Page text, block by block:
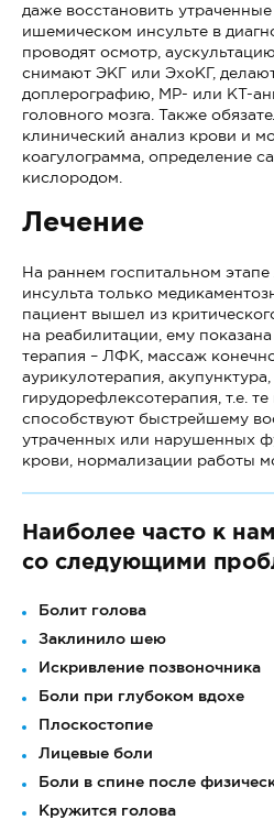
даже восстановить
ишемическом инсульте в
проводят осмотр,
снимают ЭКГ или ЭхоКГ,
доплерографию, МР- или КТ-
головного мозга. Также
клинический анализ крови и
коагулограмма, определение
кислородом.
Лечение
На раннем госпитальном
инсульта только
пациент вышел из
на реабилитации, ему
терапия – ЛФК, массаж
аурикулотерапия, акупунктура,
гирудорефлексотерапия, т.е.
способствуют быстрейшему
утраченных или нарушенных
крови, нормализации работы
Наиболее часто к
со следующими
Болит голова
Заклинило шею
Искривление позвоночника
Боли при глубоком вдохе
Плоскостопие
Лицевые боли
Боли в спине после
Кружится голова